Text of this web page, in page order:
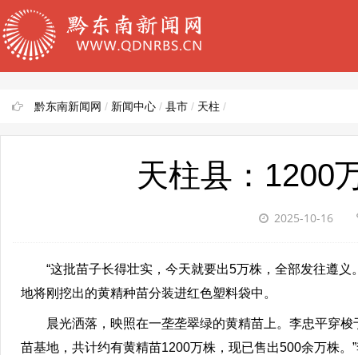
黔东南新闻网 / 新闻中心 / 县市 / 天柱 /
天柱县：1200
2025-10-16
“这批苗子长得壮实，今天就要出5万株，全部发往遵义
地将刚挖出的黄精种苗分装进红色塑料袋中。
晨光洒落，映照在一垄垄翠绿的黄精苗上。李忠平穿梭
苗基地，共计约有黄精苗1200万株，现已售出500余万株。